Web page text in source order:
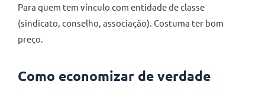
Para quem tem vínculo com entidade de classe
(sindicato, conselho, associação). Costuma ter bom
preço.
Como economizar de verdade